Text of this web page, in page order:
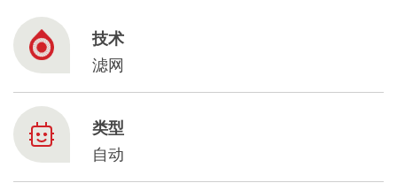
技术
滤网
类型
自动